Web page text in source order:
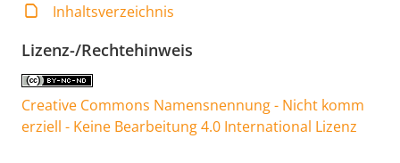
Inhaltsverzeichnis
Lizenz-/Rechtehinweis
Creative Commons Namensnennung - Nicht komm
erziell - Keine Bearbeitung 4.0 International Lizenz